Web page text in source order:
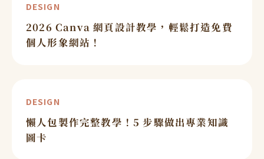
DESIGN
2026 Canva 網頁設計教學，輕鬆打造免費
個人形象網站！
DESIGN
懶人包製作完整教學！5 步驟做出專業知識
圖卡